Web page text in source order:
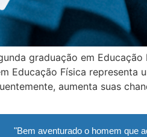
graduação em
Educação Física
aumenta suas
"Bem aventurado o homem que